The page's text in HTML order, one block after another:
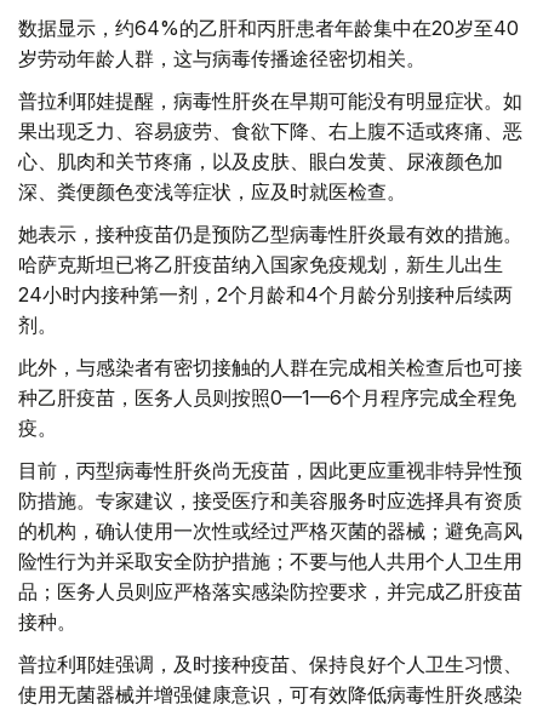
数据显示，约64%的乙肝和丙肝患者年龄集中在20岁至40
岁劳动年龄人群，这与病毒传播途径密切相关。
普拉利耶娃提醒，病毒性肝炎在早期可能没有明显症状。如
果出现乏力、容易疲劳、食欲下降、右上腹不适或疼痛、恶
心、肌肉和关节疼痛，以及皮肤、眼白发黄、尿液颜色加
深、粪便颜色变浅等症状，应及时就医检查。
她表示，接种疫苗仍是预防乙型病毒性肝炎最有效的措施。
哈萨克斯坦已将乙肝疫苗纳入国家免疫规划，新生儿出生
24小时内接种第一剂，2个月龄和4个月龄分别接种后续两
剂。
此外，与感染者有密切接触的人群在完成相关检查后也可接
种乙肝疫苗，医务人员则按照0—1—6个月程序完成全程免
疫。
目前，丙型病毒性肝炎尚无疫苗，因此更应重视非特异性预
防措施。专家建议，接受医疗和美容服务时应选择具有资质
的机构，确认使用一次性或经过严格灭菌的器械；避免高风
险性行为并采取安全防护措施；不要与他人共用个人卫生用
品；医务人员则应严格落实感染防控要求，并完成乙肝疫苗
接种。
普拉利耶娃强调，及时接种疫苗、保持良好个人卫生习惯、
使用无菌器械并增强健康意识，可有效降低病毒性肝炎感染